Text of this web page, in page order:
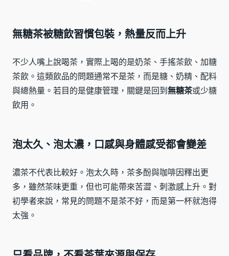
無糖茶被糖飲習慣包裝，熱量反而上升
不少人嘴上說喝茶，實際上喝的是奶茶、手搖茶飲、加糖
茶飲。這類飲品的問題通常不是茶，而是糖、奶精、配料
與總熱量。若目的是健康管理，關鍵是回到無糖茶或少糖
飲用。
泡太久、泡太濃，口感與身體感受都會變差
濃茶不代表比較好。泡太久時，茶多酚與咖啡因釋出更
多，雖然茶味更重，但也可能帶來苦澀、刺激感上升。對
初學者來說，常見的問題不是茶不好，而是第一杯就泡得
太強。